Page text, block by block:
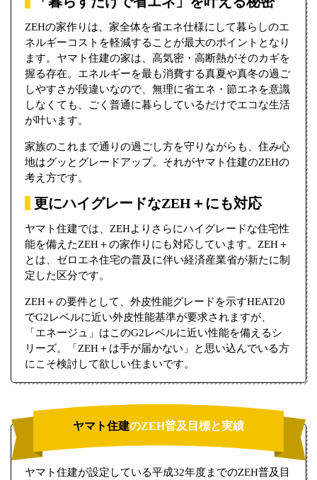
ZEHの家作りは、家全体を省エネ仕様にして暮らしのエ
ネルギーコストを軽減することが最大のポイントとなり
ます。ヤマト住建の家は、高気密・高断熱がそのカギを
握る存在。エネルギーを最も消費する真夏や真冬の過ご
しやすさが段違いなので、無理に省エネ・節エネを意識
しなくても、ごく普通に暮らしているだけでエコな生活
が叶います。
家族のこれまで通りの過ごし方を守りながらも、住み心
地はグッとグレードアップ。それがヤマト住建のZEHの
考え方です。
更にハイグレードなZEH＋にも対応
ヤマト住建では、ZEHよりさらにハイグレードな住宅性
能を備えたZEH＋の家作りにも対応しています。ZEH＋
とは、ゼロエネ住宅の普及に伴い経済産業省が新たに制
定した区分です。
ZEH＋の要件として、外皮性能グレードを示すHEAT20
でG2レベルに近い外皮性能基準が要求されますが、
「エネージュ」はこのG2レベルに近い性能を備えるシ
リーズ。「ZEH＋は手が届かない」と思い込んでいる方
にこそ検討して欲しい住まいです。
ヤマト住建のZEH普及目標と実績
ヤマト住建が設定している平成32年度までのZEH普及目